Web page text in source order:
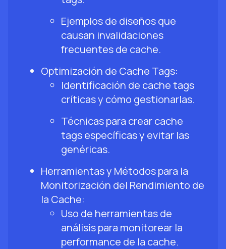
Ejemplos de diseños que
causan invalidaciones
frecuentes de cache.
Optimización de Cache Tags:
Identificación de cache tags
críticas y cómo gestionarlas.
Técnicas para crear cache
tags específicas y evitar las
genéricas.
Herramientas y Métodos para la
Monitorización del Rendimiento de
la Cache:
Uso de herramientas de
análisis para monitorear la
performance de la cache.